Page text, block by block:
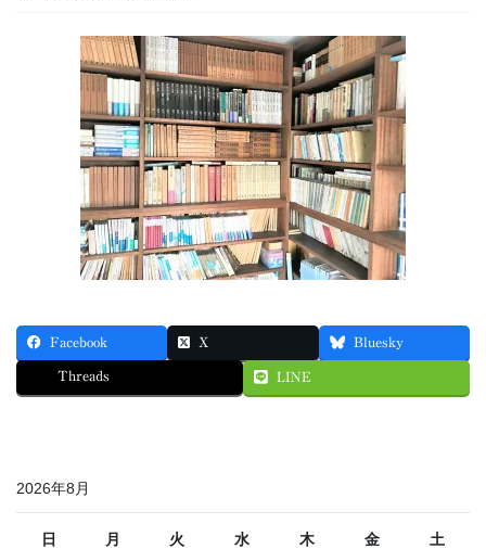
Facebook X Bluesky
Threads LINE
2026年8月
日 月 火 水 木 金 土